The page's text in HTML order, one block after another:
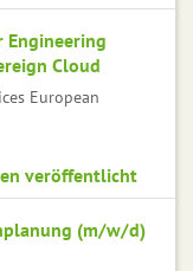
Engineering
Cloud
European
veröffentlicht
(m/w/d)